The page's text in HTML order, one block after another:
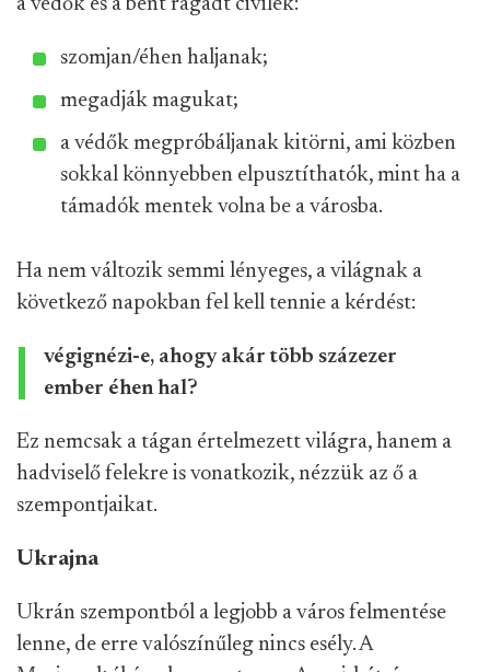
a védők és a bent ragadt civilek:
szomjan/éhen haljanak;
megadják magukat;
a védők megpróbáljanak kitörni, ami közben
sokkal könnyebben elpusztíthatók, mint ha a
támadók mentek volna be a városba.
Ha nem változik semmi lényeges, a világnak a
következő napokban fel kell tennie a kérdést:
végignézi-e, ahogy akár több százezer
ember éhen hal?
Ez nemcsak a tágan értelmezett világra, hanem a
hadviselő felekre is vonatkozik, nézzük az ő a
szempontjaikat.
Ukrajna
Ukrán szempontból a legjobb a város felmentése
lenne, de erre valószínűleg nincs esély. A